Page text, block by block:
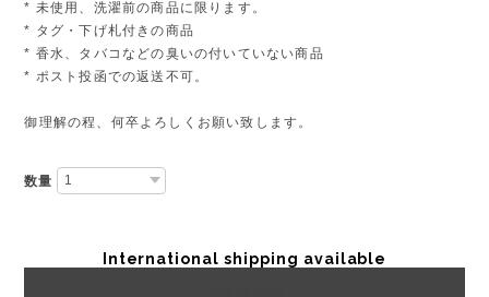
* 未使用、洗濯前の商品に限ります。
* タグ・下げ札付きの商品
* 香水、タバコなどの臭いの付いていない商品
* ポスト投函での返送不可。
御理解の程、何卒よろしくお願い致します。
数量
International shipping available